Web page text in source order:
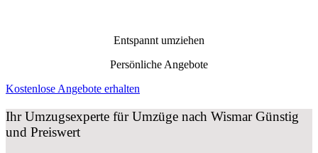
Entspannt umziehen
Persönliche Angebote
Kostenlose Angebote erhalten
Ihr Umzugsexperte für Umzüge nach WismarGünstig
und Preiswert